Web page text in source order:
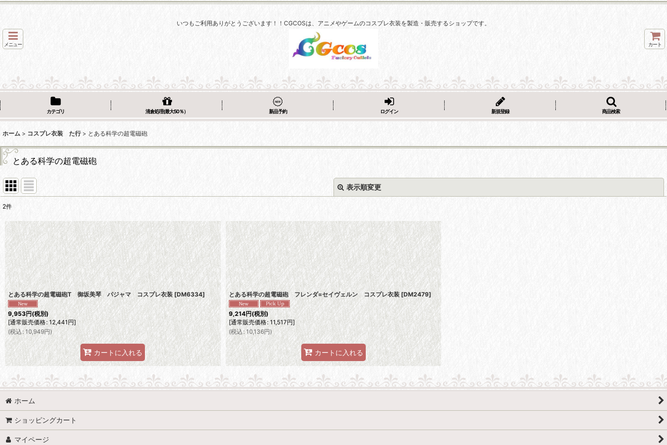
いつもご利用ありがとうございます！！CGCOSは、アニメやゲームのコスプレ衣装を製造・販売するショップです。
メニュー カート
カテゴリ 清倉処理(最大50％） 新品予約 ログイン 新規登録 商品検索
ホーム > コスプレ衣装 た行 > とある科学の超電磁砲
とある科学の超電磁砲
表示順変更
並び順:
絞り込む
2件
とある科学の超電磁砲T 御坂美琴 パジャマ コスプレ衣装 [DM6334]
9,953円(税別)
[通常販売価格: 12,441円]
(税込: 10,949円)
カートに入れる
とある科学の超電磁砲 フレンダ=セイヴェルン コスプレ衣装 [DM2479]
9,214円(税別)
[通常販売価格: 11,517円]
(税込 : 10,136円)
カートに入れる
ホーム
ショッピングカート
マイページ